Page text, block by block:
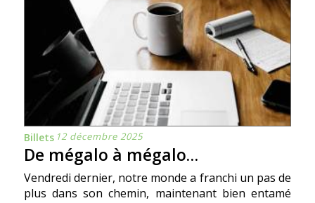
Billets 12 décembre 2025
De mégalo à mégalo…
Vendredi dernier, notre monde a franchi un pas de
plus dans son chemin, maintenant bien entamé